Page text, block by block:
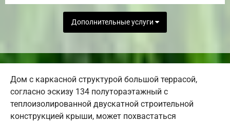
Дополнительные услуги
Дом с каркасной структурой большой террасой,
согласно эскизу 134 полутораэтажный с
теплоизолированной двускатной строительной
конструкцией крыши, может похвастаться